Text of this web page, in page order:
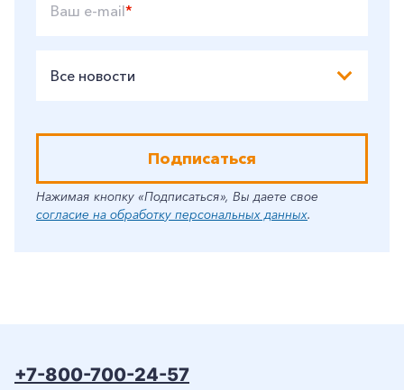
Ваш e-mail*
Все новости
Подписаться
Нажимая кнопку «Подписаться», Вы даете свое
согласие на обработку персональных данных.
+7-800-700-24-57